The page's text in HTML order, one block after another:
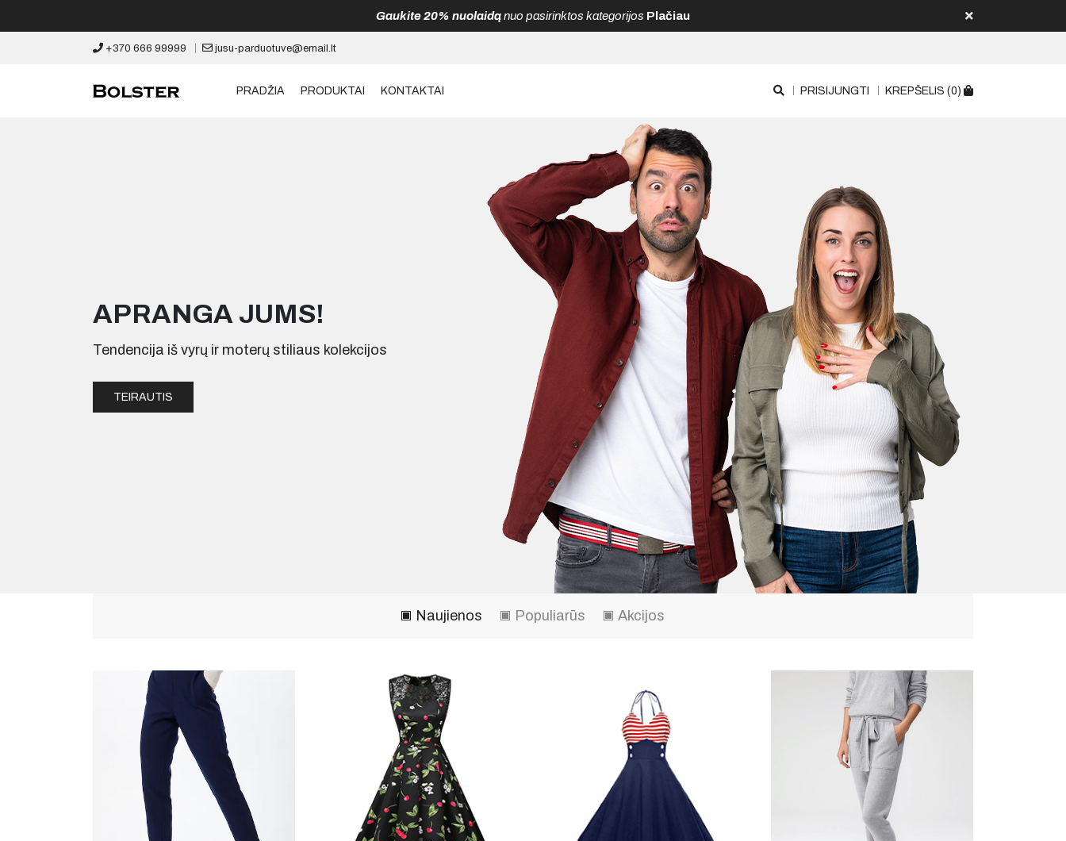
Gaukite 20% nuolaidą nuo pasirinktos kategorijos
Gaukite 20% nuolaidąnuo pasirinktos kategorijos Plačiau
+370 666 99999 jusu-parduotuve@email.lt
PRADŽIA PRODUKTAI KONTAKTAI PRISIJUNGTI KREPŠELIS (0)
APRANGA JUMS!
Tendencija iš vyrų ir moterų stiliaus kolekcijos
TEIRAUTIS
Naujienos Populiarūs Akcijos